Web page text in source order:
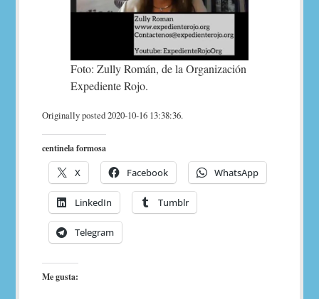
Foto: Zully Román, de la Organización
Expediente Rojo.
Originally posted 2020-10-16 13:38:36.
centinela formosa
X Facebook WhatsApp
LinkedIn Tumblr
Telegram
Me gusta: